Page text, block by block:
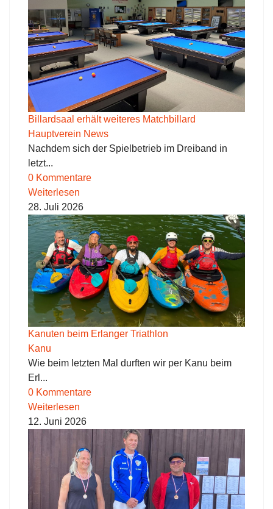
Billardsaal erhält weiteres Matchbillard
Hauptverein News
Nachdem sich der Spielbetrieb im Dreiband in
letzt...
0 Kommentare
Weiterlesen
28. Juli 2026
Kanuten beim Erlanger Triathlon
Kanu
Wie beim letzten Mal durften wir per Kanu beim
Erl...
0 Kommentare
Weiterlesen
12. Juni 2026